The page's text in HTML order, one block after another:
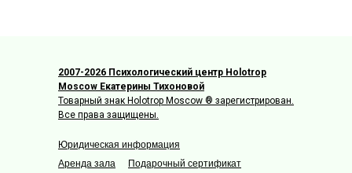
Юридическая информация
Подарочный сертификат
2007-2026 Психологический центр Holotrop
Moscow Екатерины Тихоновой
Товарный знак Holotrop Moscow ® зарегистрирован.
Все права защищены.
Аренда зала